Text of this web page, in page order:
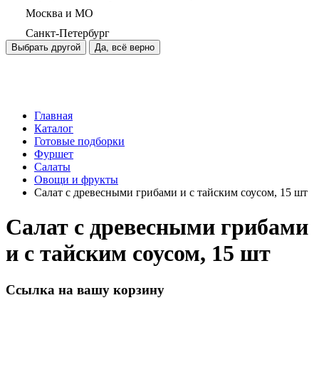
Москва и МО
Санкт-Петербург
Выбрать другой Да, всё верно
Главная
Каталог
Готовые подборки
Фуршет
Салаты
Овощи и фрукты
Салат с древесными грибами и с тайским соусом, 15 шт
Салат с древесными грибами
и с тайским соусом, 15 шт
Ссылка на вашу корзину